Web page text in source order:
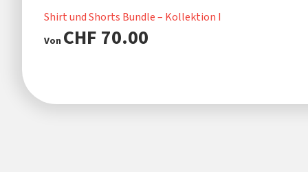
Shirt und Shorts Bundle – Kollektion I
VonCHF 70.00